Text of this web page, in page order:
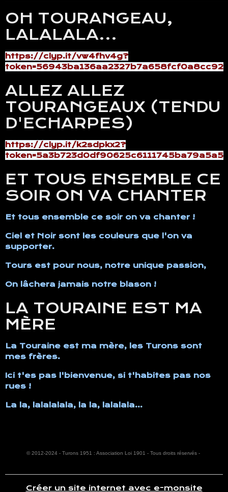
OH TOURANGEAU,
LALALALA...
https://clyp.it/vw4fhv4g?
token=56943ba136aa2327b7a658fcf0a8cc92
ALLEZ ALLEZ
TOURANGEAUX (TENDU
D'ECHARPES)
https://clyp.it/k2sdpkx2?
token=5a3b723d0df90625c6111745ba79a5a5
ET TOUS ENSEMBLE CE
SOIR ON VA CHANTER
Et tous ensemble ce soir on va chanter !
Ciel et Noir sont les couleurs que l'on va
supporter.
Tours est pour nous, notre unique passion,
On lâchera jamais notre blason !
LA TOURAINE EST MA
MÈRE
La Touraine est ma mère, les Turons sont
mes frères.
Ici t'es pas l'bienvenue, si t'habites pas nos
rues !
La la, lalalalala, la la, lalalala...
© 2012-2024 - Turons 1951 : Association Loi 1901 - Tous droits réservés -
Créer un site internet avec e-monsite